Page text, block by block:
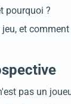
pourquoi ?
et
pas un